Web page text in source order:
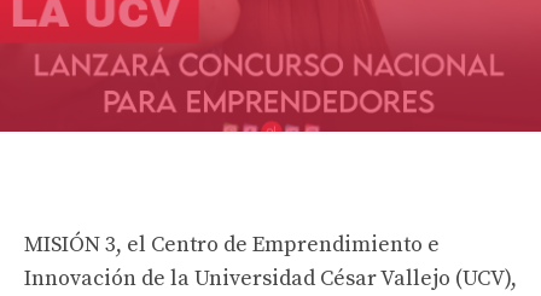
MISIÓN 3, el Centro de Emprendimiento e
Innovación de la Universidad César Vallejo (UCV),